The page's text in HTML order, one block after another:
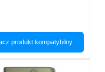
produkt kompatybilny